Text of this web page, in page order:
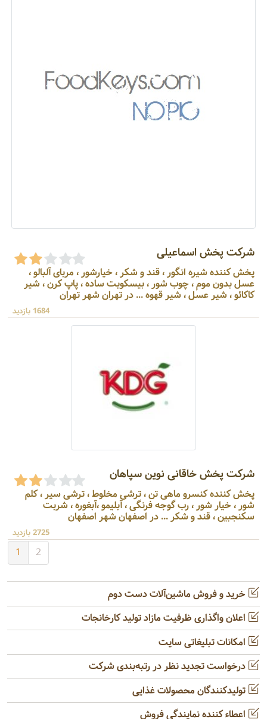
شرکت پخش اسماعیلی
پخش کننده شیره انگور ، قند و شکر ، خیارشور ، مربای آلبالو ،
عسل بدون موم ، چوب شور ، بیسکویت ساده ، پاپ کرن ، شیر
کاکائو ، شیر عسل ، شیر قهوه ... در تهران شهر تهران
1684 بازدید
شرکت پخش خاقانی نوین سپاهان
پخش کننده کنسرو ماهی تن ، ترشی مخلوط ، ترشی سیر ، کلم
شور ، خیار شور ، رب گوجه فرنگی ، آبلیمو ،آبغوره ، شربت
سکنجبین ، قند و شکر ... در اصفهان شهر اصفهان
2725 بازدید
1 2
خرید و فروش ماشین‌آلات دست دوم
اعلان واگذاری ظرفیت مازاد تولید کارخانجات
امکانات تبلیغاتی سایت
درخواست تجدید نظر در رتبه‌بندی شرکت
تولیدکنندگان محصولات غذایی
اعطاء کننده نمایندگی فروش